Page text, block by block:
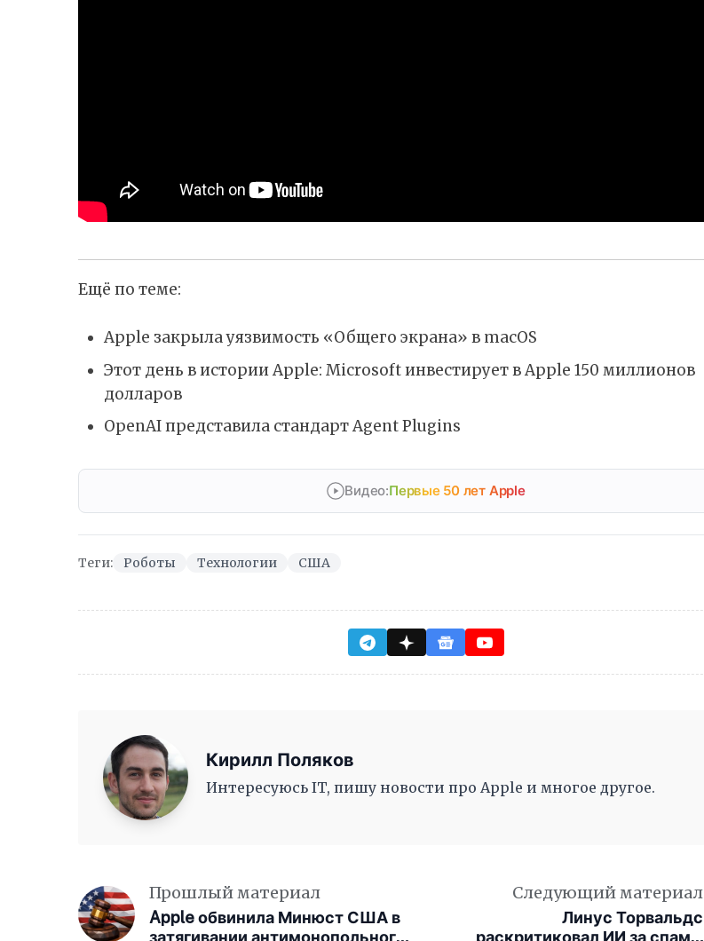
Ещё по теме:
Apple закрыла уязвимость «Общего экрана» в macOS
Этот день в истории Apple: Microsoft инвестирует в Apple 150 миллионов
долларов
OpenAI представила стандарт Agent Plugins
Видео:Первые 50 лет Apple
Теги: Роботы Технологии США
Кирилл Поляков
Интересуюсь IT, пишу новости про Apple и многое другое.
Прошлый материал
Apple обвинила Минюст США в
затягивании антимонопольного
Следующий материал
Линус Торвальдс
раскритиковал ИИ за спам в